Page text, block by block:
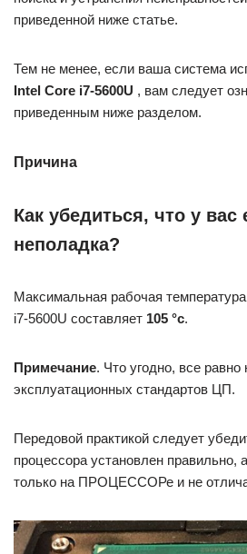
приведенной ниже статье.
Тем не менее, если ваша система
Intel Core i7-5600U , вам следует
приведенным ниже разделом.
Причина
Как убедиться, что у вас
неполадка?
Максимальная рабочая
i7-5600U составляет 105 °c.
Примечание. Что угодно, все
эксплуатационных стандартов ЦП.
Передовой практикой следует
процессора установлен
только на ПРОЦЕССОРе и не